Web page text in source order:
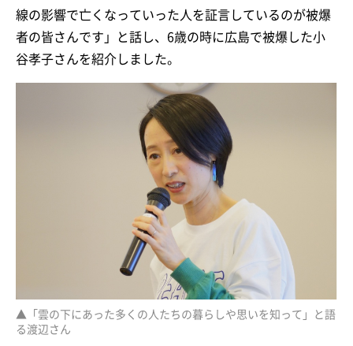
線の影響で亡くなっていった人を証言しているのが被爆
者の皆さんです」と話し、6歳の時に広島で被爆した小
谷孝子さんを紹介しました。
▲「雲の下にあった多くの人たちの暮らしや思いを知って」と語
る渡辺さん